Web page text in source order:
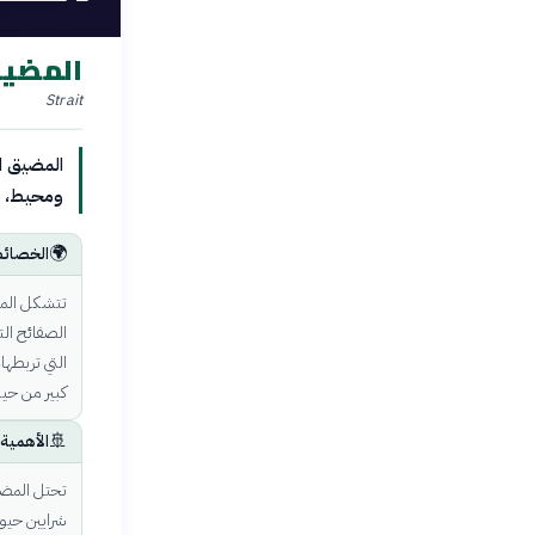
Strait
المضيق
ومحيط،
🌍
تتشكل
الصفائح
التي
كبير من
🚢
تحتل
شرايين